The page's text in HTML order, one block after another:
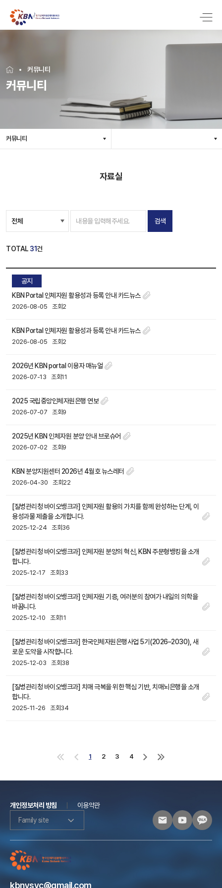
커뮤니티
커뮤니티
커뮤니티
자료실
검색
TOTAL 31건
공지
KBN Portal 인체자원 활용성과 등록 안내 카드뉴스
2026-08-05 조회2
KBN Portal 인체자원 활용성과 등록 안내 카드뉴스
2026-08-05 조회2
2026년 KBN portal 이용자 매뉴얼
2026-07-13 조회11
2025 국립중앙인체자원은행 연보
2026-07-07 조회9
2025년 KBN 인체자원 분양 안내 브로슈어
2026-07-02 조회9
KBN 분양지원센터 2026년 4월호 뉴스레터
2026-04-30 조회22
[질병관리청 바이오뱅크과] 인체자원 활용의 가치를 함께 완성하는 단계, 이
용성과물 제출을 소개합니다.
2025-12-24 조회36
[질병관리청 바이오뱅크과] 인체자원 분양의 혁신, KBN 주문형뱅킹을 소개
합니다.
2025-12-17 조회33
[질병관리청 바이오뱅크과] 인체자원 기증, 여러분의 참여가 내일의 의학을
바꿉니다.
2025-12-10 조회11
[질병관리청 바이오뱅크과] 한국인체자원은행사업 5기(2026–2030), 새
로운 도약을 시작합니다.
2025-12-03 조회38
[질병관리청 바이오뱅크과] 치매 극복을 위한 핵심 기반, 치매뇌은행을 소개
합니다.
2025-11-26 조회34
1 2 3
4
개인정보처리 방침
이용약관
Family site
kbnysvc@gmail.com